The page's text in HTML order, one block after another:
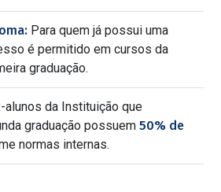
Para quem já possui uma
é permitido em cursos da
graduação.
alunos da Instituição que
graduação possuem50% de
normas internas.